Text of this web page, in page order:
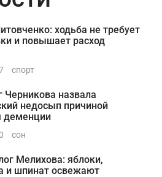
ходьба не требует
и повышает расход
спорт
Черникова назвала
недосып причиной
деменции
сон
Мелихова: яблоки,
и шпинат освежают